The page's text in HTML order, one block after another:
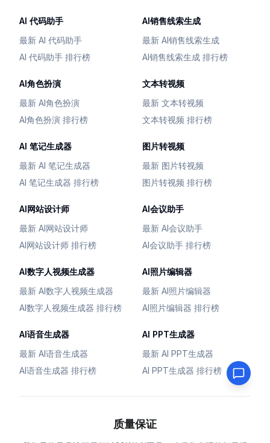
AI 代码助手
最新 AI 代码助手
AI 代码助手 排行榜
AI销售线索生成
最新 AI销售线索生成
AI销售线索生成 排行榜
AI角色扮演
最新 AI角色扮演
AI角色扮演 排行榜
文本转视频
最新 文本转视频
文本转视频 排行榜
AI 笔记生成器
最新 AI 笔记生成器
AI 笔记生成器 排行榜
图片转视频
最新 图片转视频
图片转视频 排行榜
AI网站设计师
最新 AI网站设计师
AI网站设计师 排行榜
AI会议助手
最新 AI会议助手
AI会议助手 排行榜
AI数字人视频生成器
最新 AI数字人视频生成器
AI数字人视频生成器 排行榜
AI照片编辑器
最新 AI照片编辑器
AI照片编辑器 排行榜
AI语音生成器
最新 AI语音生成器
AI语音生成器 排行榜
AI PPT生成器
最新 AI PPT生成器
AI PPT生成器 排行榜
质量保证